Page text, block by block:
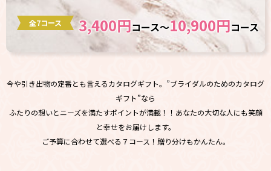
全7コース 3,400円コース～10,900円コース
今や引き出物の定番とも言えるカタログギフト。”ブライダルのためのカタログ
ギフト”なら
ふたりの想いとニーズを満たすポイントが満載！！あなたの大切な人にも笑顔
と幸せをお届けします。
ご予算に合わせて選べる７コース！贈り分けもかんたん。